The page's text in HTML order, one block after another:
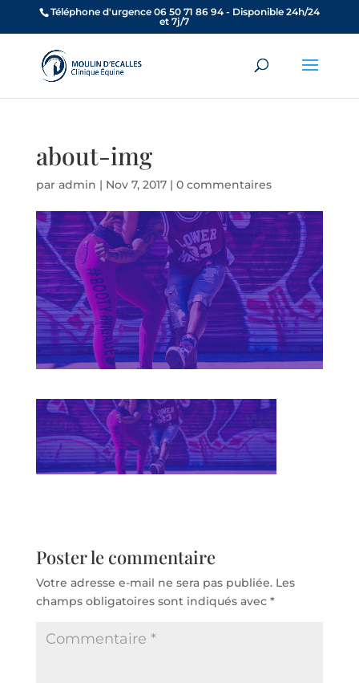
Téléphone d'urgence 06 50 71 86 94 - Disponible 24h/24
et 7j/7
about-img
par admin | Nov 7, 2017| 0 commentaires
Poster le commentaire
Votre adresse e-mail ne sera pas publiée. Les
champs obligatoires sont indiqués avec *